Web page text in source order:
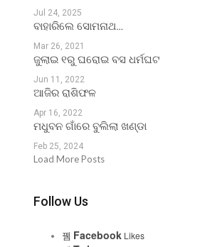
Jul 24, 2025
ବାହାରିଲେ ସୋମନାଥ…
Mar 26, 2021
ଜୁଲାଇ ୧ରୁ ଘରୋଇ ବସ ଧର୍ମଘଟ
Jun 11, 2022
ଆଜିର ରାଶିଫଳ
Apr 16, 2022
ମଧୁବନ ଗାଁରେ ବୁଲିଲା ଖଣ୍ଡା
Feb 25, 2024
Load More Posts
Follow Us
Facebook Likes